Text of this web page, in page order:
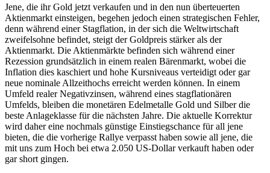
Jene, die ihr Gold jetzt verkaufen und in den nun überteuerten
Aktienmarkt einsteigen, begehen jedoch einen strategischen Fehler,
denn während einer Stagflation, in der sich die Weltwirtschaft
zweifelsohne befindet, steigt der Goldpreis stärker als der
Aktienmarkt. Die Aktienmärkte befinden sich während einer
Rezession grundsätzlich in einem realen Bärenmarkt, wobei die
Inflation dies kaschiert und hohe Kursniveaus verteidigt oder gar
neue nominale Allzeithochs erreicht werden können. In einem
Umfeld realer Negativzinsen, während eines stagflationären
Umfelds, bleiben die monetären Edelmetalle Gold und Silber die
beste Anlageklasse für die nächsten Jahre. Die aktuelle Korrektur
wird daher eine nochmals günstige Einstiegschance für all jene
bieten, die die vorherige Rallye verpasst haben sowie all jene, die
mit uns zum Hoch bei etwa 2.050 US-Dollar verkauft haben oder
gar short gingen.